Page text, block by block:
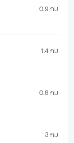
0.9 กม.
1.4 กม.
0.8 กม.
3 กม.